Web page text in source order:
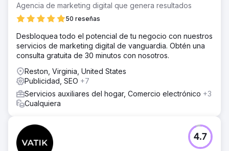
Agencia de marketing digital que genera resultados
50 reseñas
Desbloquea todo el potencial de tu negocio con nuestros
servicios de marketing digital de vanguardia. Obtén una
consulta gratuita de 30 minutos con nosotros.
Reston, Virginia, United States
Publicidad, SEO +7
Servicios auxiliares del hogar, Comercio electrónico +3
Cualquiera
4.7